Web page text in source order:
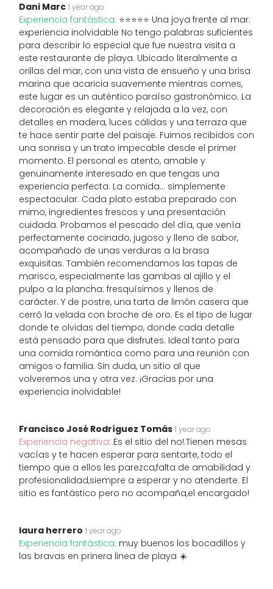
Dani Marc 1 year ago
Experiencia fantástica: ⭐️⭐️⭐️⭐️⭐️ Una joya frente al mar:
experiencia inolvidable No tengo palabras suficientes
para describir lo especial que fue nuestra visita a
este restaurante de playa. Ubicado literalmente a
orillas del mar, con una vista de ensueño y una brisa
marina que acaricia suavemente mientras comes,
este lugar es un auténtico paraíso gastronómico. La
decoración es elegante y relajada a la vez, con
detalles en madera, luces cálidas y una terraza que
te hace sentir parte del paisaje. Fuimos recibidos con
una sonrisa y un trato impecable desde el primer
momento. El personal es atento, amable y
genuinamente interesado en que tengas una
experiencia perfecta. La comida… simplemente
espectacular. Cada plato estaba preparado con
mimo, ingredientes frescos y una presentación
cuidada. Probamos el pescado del día, que venía
perfectamente cocinado, jugoso y lleno de sabor,
acompañado de unas verduras a la brasa
exquisitas. También recomendamos las tapas de
marisco, especialmente las gambas al ajillo y el
pulpo a la plancha: fresquísimos y llenos de
carácter. Y de postre, una tarta de limón casera que
cerró la velada con broche de oro. Es el tipo de lugar
donde te olvidas del tiempo, donde cada detalle
está pensado para que disfrutes. Ideal tanto para
una comida romántica como para una reunión con
amigos o familia. Sin duda, un sitio al que
volveremos una y otra vez. ¡Gracias por una
experiencia inolvidable!
Francisco José Rodríguez Tomás 1 year ago
Experiencia negativa: Es el sitio del no!.Tienen mesas
vacías y te hacen esperar para sentarte, todo el
tiempo que a ellos les parezca,falta de amabilidad y
profesionalidad,siempre a esperar y no atenderte. El
sitio es fantástico pero no acompaña,el encargado!
laura herrero 1 year ago
Experiencia fantástica: muy buenos los bocadillos y
las bravas en prinera linea de playa ☀️